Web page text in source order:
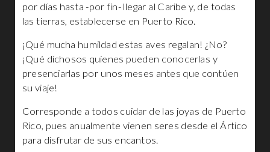
por días hasta -por fin- llegar al Caribe y, de todas
las tierras, establecerse en Puerto Rico.
¡Qué mucha humildad estas aves regalan! ¿No?
¡Qué dichosos quienes pueden conocerlas y
presenciarlas por unos meses antes que contúen
su viaje!
Corresponde a todos cuidar de las joyas de Puerto
Rico, pues anualmente vienen seres desde el Ártico
para disfrutar de sus encantos.